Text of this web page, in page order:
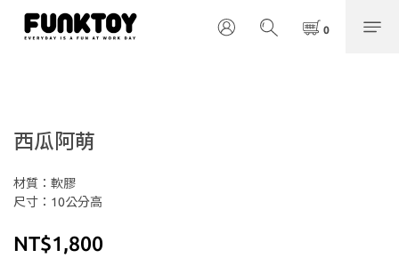
西瓜阿萌
材質：軟膠
尺寸：10公分高
NT$1,800